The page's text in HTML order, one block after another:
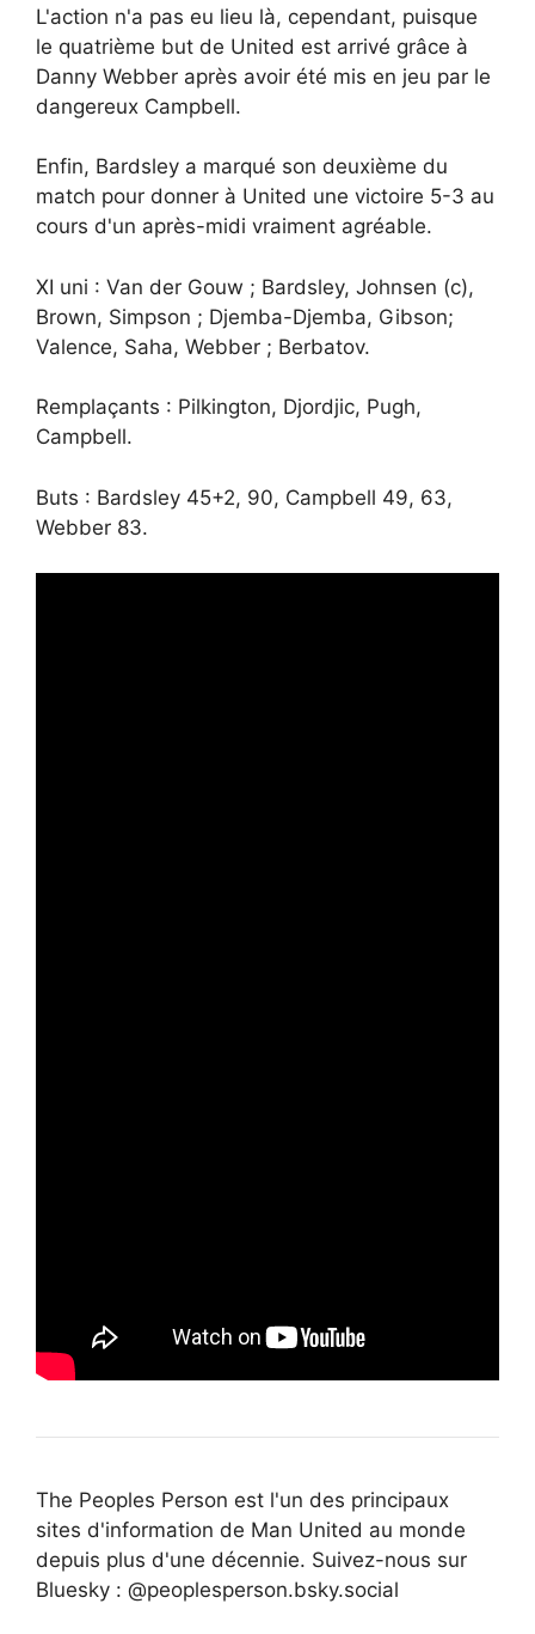
L'action n'a pas eu lieu là, cependant, puisque
le quatrième but de United est arrivé grâce à
Danny Webber après avoir été mis en jeu par le
dangereux Campbell.
Enfin, Bardsley a marqué son deuxième du
match pour donner à United une victoire 5-3 au
cours d'un après-midi vraiment agréable.
XI uni : Van der Gouw ; Bardsley, Johnsen (c),
Brown, Simpson ; Djemba-Djemba, Gibson;
Valence, Saha, Webber ; Berbatov.
Remplaçants : Pilkington, Djordjic, Pugh,
Campbell.
Buts : Bardsley 45+2, 90, Campbell 49, 63,
Webber 83.
The Peoples Person est l'un des principaux
sites d'information de Man United au monde
depuis plus d'une décennie. Suivez-nous sur
Bluesky : @peoplesperson.bsky.social